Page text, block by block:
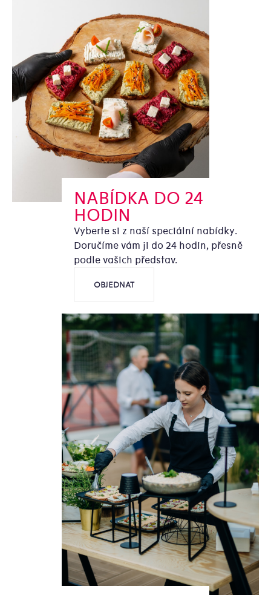
NABÍDKA DO 24
HODIN
Vyberte si z naší speciální nabídky.
Doručíme vám ji do 24 hodin, přesně
podle vašich představ.
OBJEDNAT